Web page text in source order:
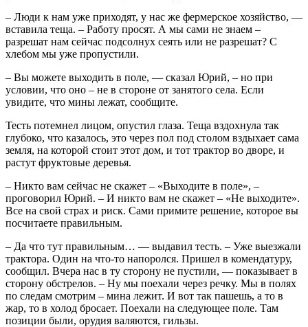
– Люди к нам уже приходят, у нас же фермерское хозяйство, —
вставила теща. – Работу просят. А мы сами не знаем –
разрешат нам сейчас подсолнух сеять или не разрешат? С
хлебом мы уже пропустили.
– Вы можете выходить в поле, — сказал Юрий, – но при
условии, что оно – не в стороне от занятого села. Если
увидите, что мины лежат, сообщите.
Тесть потемнел лицом, опустил глаза. Теща вздохнула так
глубоко, что казалось, это через пол под столом вздыхает сама
земля, на которой стоит этот дом, и тот трактор во дворе, и
растут фруктовые деревья.
– Никто вам сейчас не скажет – «Выходите в поле», –
проговорил Юрий. – И никто вам не скажет – «Не выходите».
Все на свой страх и риск. Сами примите решение, которое вы
посчитаете правильным.
– Да что тут правильным… — выдавил тесть. – Уже выезжали
трактора. Один на что-то напоролся. Пришел в комендатуру,
сообщил. Вчера нас в ту сторону не пустили, — показывает в
сторону обстрелов. – Ну мы поехали через речку. Мы в полях
по следам смотрим – мина лежит. И вот так пашешь, а то в
жар, то в холод бросает. Поехали на следующее поле. Там
позиции были, орудия валяются, гильзы.